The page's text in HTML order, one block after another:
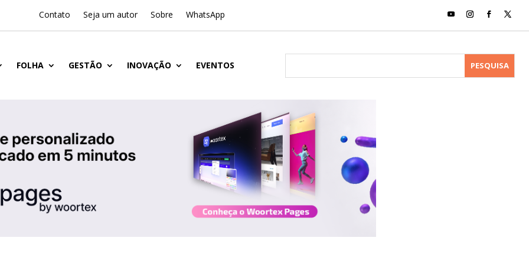
Contato Seja um autor Sobre WhatsApp
FOLHA GESTÃO INOVAÇÃO EVENTOS